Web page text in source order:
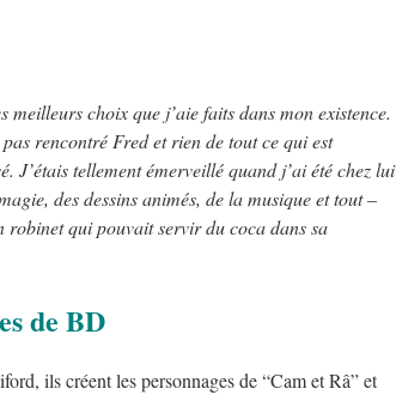
choix que j’aie faits dans mon existence.
rencontré Fred et rien de tout ce qui est
J’étais tellement émerveillé quand j’ai été chez lui
des dessins animés, de la musique et tout –
qui pouvait servir du coca dans sa
de BD
ils créent les personnages de “Cam et Râ” et